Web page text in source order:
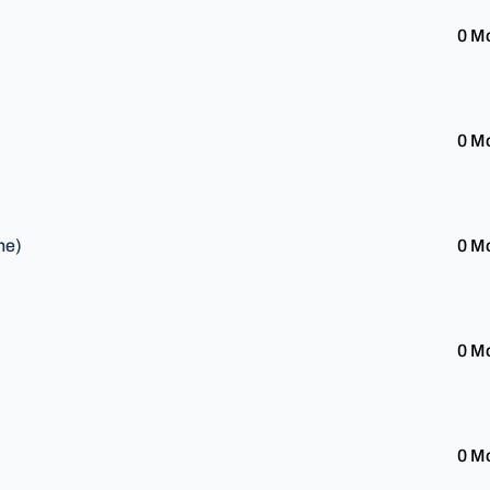
0
0
0
0
0